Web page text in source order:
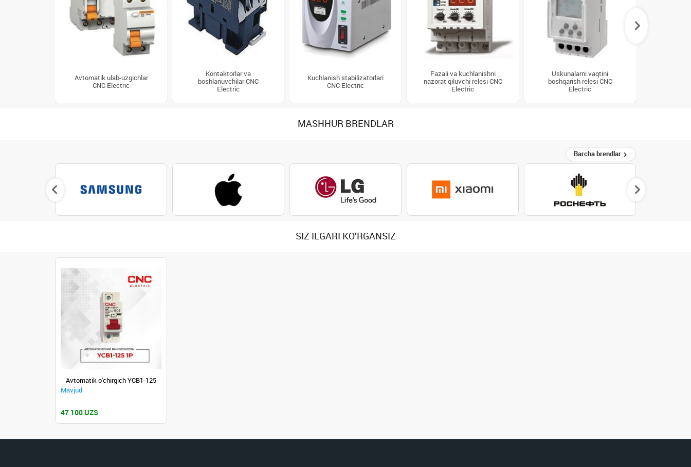
Avtomatik ulab-uzgichlar
CNC Electric
Kontaktorlar va
boshlanuvchilar CNC
Electric
Kuchlanish stabilizatorlari
CNC Electric
Fazali va kuchlanishni
nazorat qiluvchi relesi CNC
Electric
Uskunalarni vaqtini
boshqarish relesi CNC
Electric
MASHHUR BRENDLAR
Barcha brendlar
SIZ ILGARI KO‘RGANSIZ
Avtomatik o'chirgich YCB1-125
Mavjud
47 100 UZS